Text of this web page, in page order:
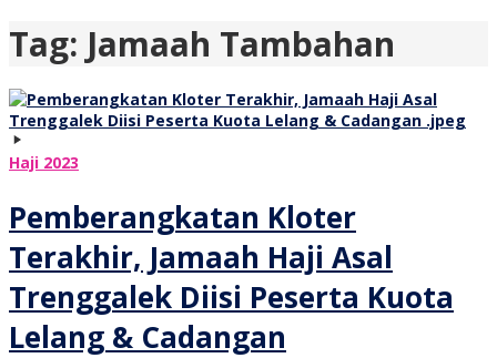
Tag: Jamaah Tambahan
Haji 2023
Pemberangkatan Kloter
Terakhir, Jamaah Haji Asal
Trenggalek Diisi Peserta Kuota
Lelang & Cadangan